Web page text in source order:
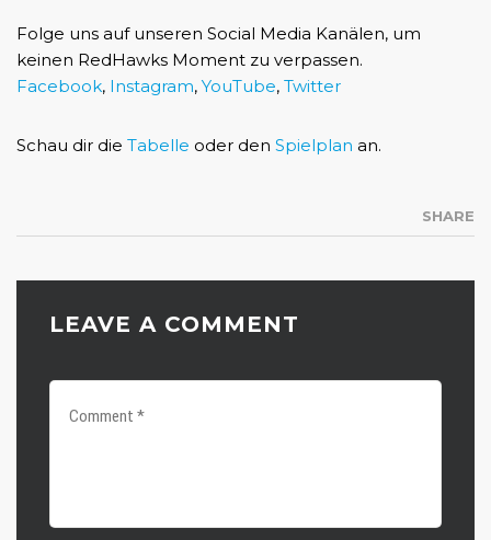
Folge uns auf unseren Social Media Kanälen, um
keinen RedHawks Moment zu verpassen.
Facebook, Instagram, YouTube, Twitter
Schau dir die Tabelle oder den Spielplan an.
SHARE
LEAVE A COMMENT